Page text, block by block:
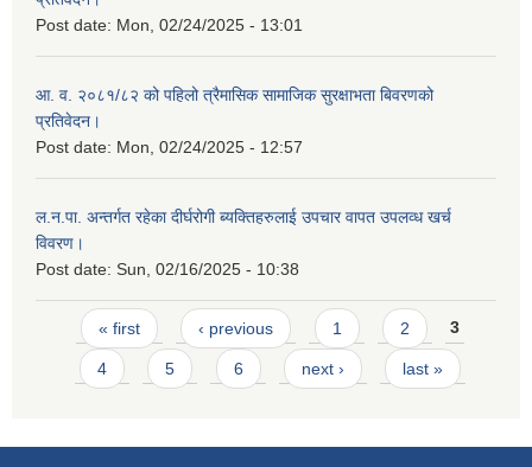
Post date: Mon, 02/24/2025 - 13:01
आ. व. २०८१/८२ को पहिलो त्रैमासिक सामाजिक सुरक्षाभता बिवरणको
प्रतिवेदन।
Post date: Mon, 02/24/2025 - 12:57
ल.न.पा. अन्तर्गत रहेका दीर्घरोगी ब्यक्तिहरुलाई उपचार वापत उपलव्ध खर्च
विवरण।
Post date: Sun, 02/16/2025 - 10:38
Pages
« first ‹ previous 1 2 3
4 5 6 next › last »